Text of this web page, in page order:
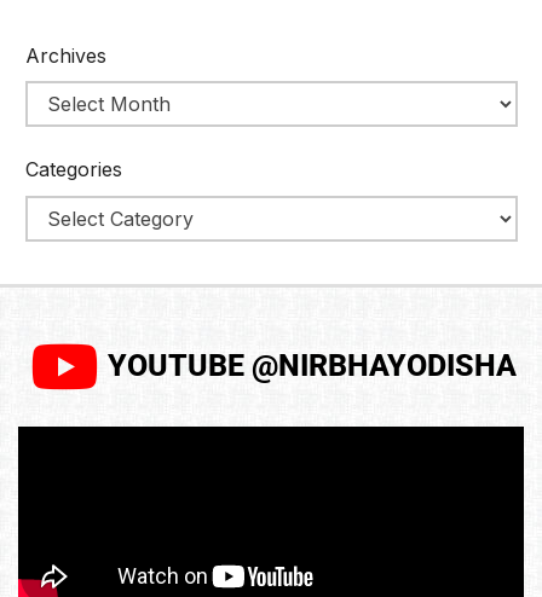
Archives
Categories
YOUTUBE @NIRBHAYODISHA